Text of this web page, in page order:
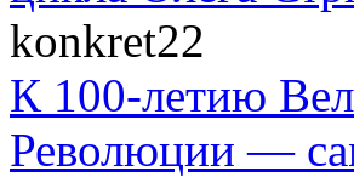
konkret22
К 100-летию
Революции —